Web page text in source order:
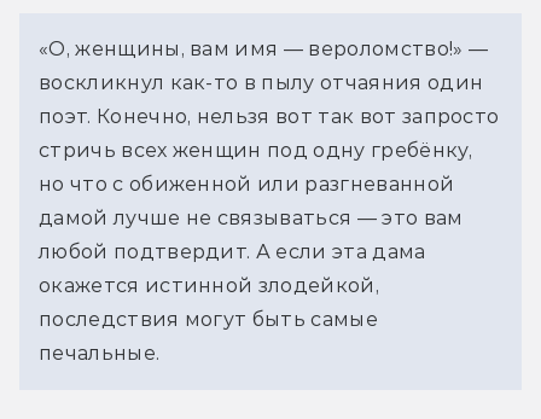
«О, женщины, вам имя — вероломство!» —
воскликнул как-то в пылу отчаяния один
поэт. Конечно, нельзя вот так вот запросто
стричь всех женщин под одну гребёнку,
но что с обиженной или разгневанной
дамой лучше не связываться — это вам
любой подтвердит. А если эта дама
окажется истинной злодейкой,
последствия могут быть самые
печальные.